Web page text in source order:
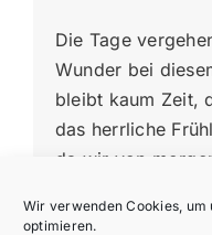
Wir verwenden Cookies, um
optimieren.
Die Tage
Wunder bei
bleibt kaum Zeit,
das herrliche
da wir von
nachhaltig